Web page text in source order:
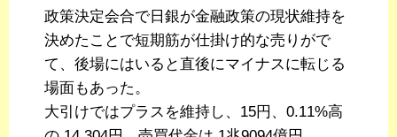
政策決定会合で日銀が金融政策の現状維持を
決めたことで短期筋が仕掛け的な売りがで
て、後場にはいると直後にマイナスに転じる
場面もあった。
大引けではプラスを維持し、15円、0.11%高